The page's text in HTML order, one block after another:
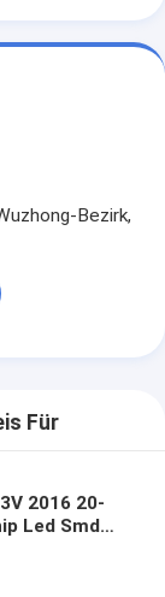
Bezirk,
Für
2016 20-
Led Smd